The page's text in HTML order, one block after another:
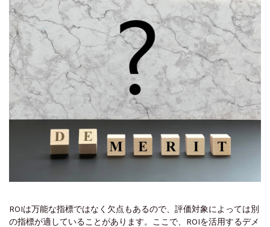
ROIは万能な指標ではなく欠点もあるので、評価対象によっては別
の指標が適していることがあります。ここで、ROIを活用するデメ